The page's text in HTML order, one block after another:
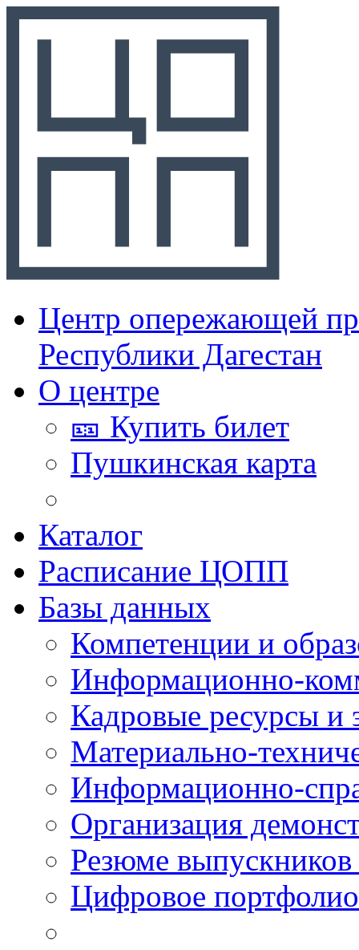
Центр опережающей
Республики Дагестан
О центре
🎫 Купить билет
Пушкинская карта
Каталог
Расписание ЦОПП
Базы данных
Компетенции и
Информационно-
Кадровые ресурсы и
Материально-
Информационно-
Организация
Резюме
Цифровое